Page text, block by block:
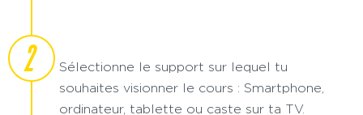
2
Sélectionne le support sur lequel tu
souhaites visionner le cours : Smartphone,
ordinateur, tablette ou caste sur ta TV.